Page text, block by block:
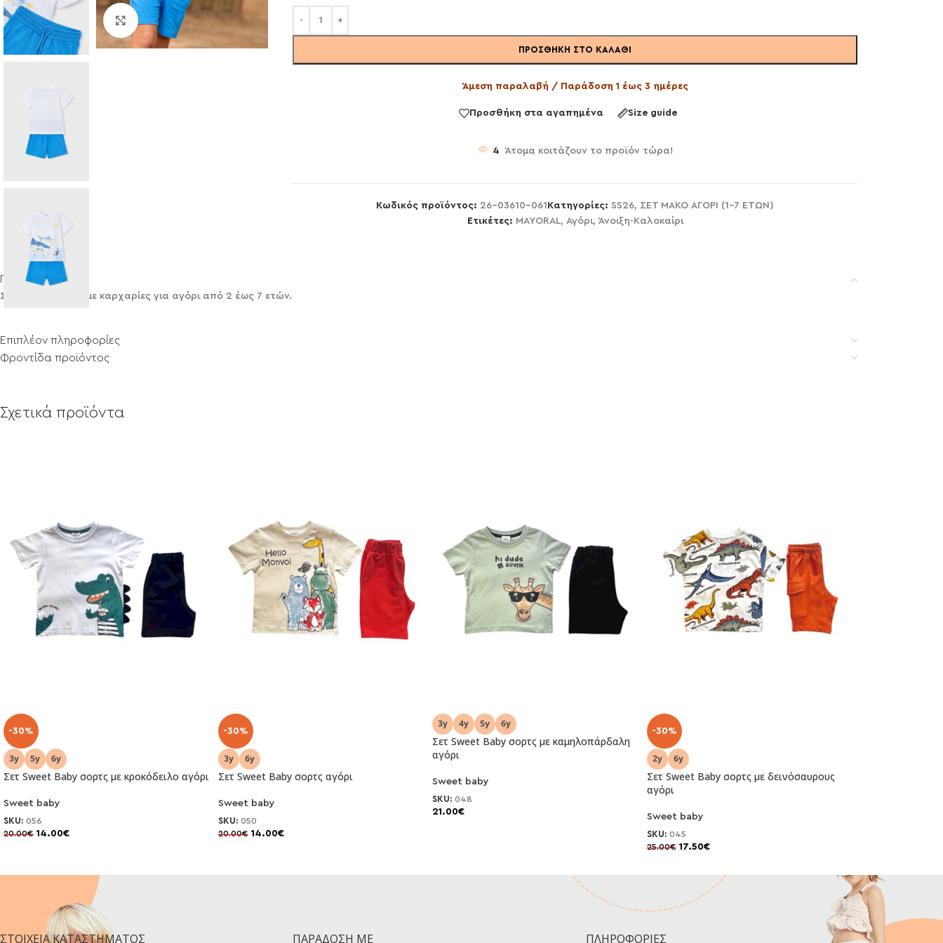
Click to enlarge
ΠΡΟΣΘΉΚΗ ΣΤΟ ΚΑΛΆΘΙ
Άμεση παραλαβή / Παράδοση 1 έως 3 ημέρες
Προσθήκη στα αγαπημένα Size guide
4 Άτομα κοιτάζουν το προϊόν τώρα!
Κωδικός προϊόντος: 26-03610-061 Κατηγορίες: SS26, ΣΕΤ ΜΑΚΟ ΑΓΟΡΙ (1-7 ΕΤΩΝ)
Ετικέτες: MAYORAL, Αγόρι, Άνοιξη-Καλοκαίρι
Περιγραφή
Σετ Mayoral μακό με καρχαρίες για αγόρι από 2 έως 7 ετών.
Επιπλέον πληροφορίες
Φροντίδα προϊόντος
Σχετικά προϊόντα
-30%
Σετ Sweet Baby σορτς με κροκόδειλο αγόρι
Sweet baby
SKU: 056
20.00€ 14.00€
-30%
Σετ Sweet Baby σορτς αγόρι
Sweet baby
SKU: 050
20.00€ 14.00€
Σετ Sweet Baby σορτς με καμηλοπάρδαλη
αγόρι
Sweet baby
SKU: 048
21.00€
-30%
Σετ Sweet Baby σορτς με δεινόσαυρους
αγόρι
Sweet baby
SKU: 045
25.00€ 17.50€
ΣΤΟΙΧΕΊΑ ΚΑΤΑΣΤΉΜΑΤΟΣ ΠΑΡΆΔΟΣΗ ΜΕ ΠΛΗΡΟΦΟΡΙΕΣ